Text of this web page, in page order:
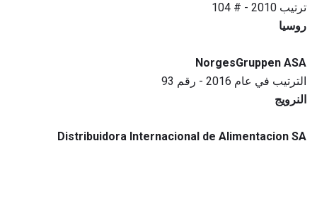
ترتيب 2010 - # 104
روسيا
NorgesGruppen ASA
الترتيب في عام 2016 - رقم 93
النرويج
Distribuidora Internacional de Alimentacion SA